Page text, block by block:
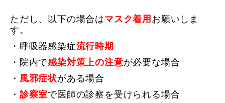
ただし、以下の場合はマスク着用 お願いしま
す。
・呼吸器感染症流行時期
・院内で感染対策上の注意が必要な場合
・ 風邪症状がある場合
・ 診察室で医師の診察を受けられる場合